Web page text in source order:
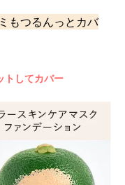
もつるんっとカバ
トしてカバー